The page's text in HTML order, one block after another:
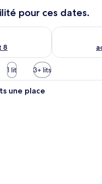
pour ces dates.
8
ce soir août 7 - août 8
Vérifier la
1 lit 3+ lits
Une chambre d’hôtel
une place